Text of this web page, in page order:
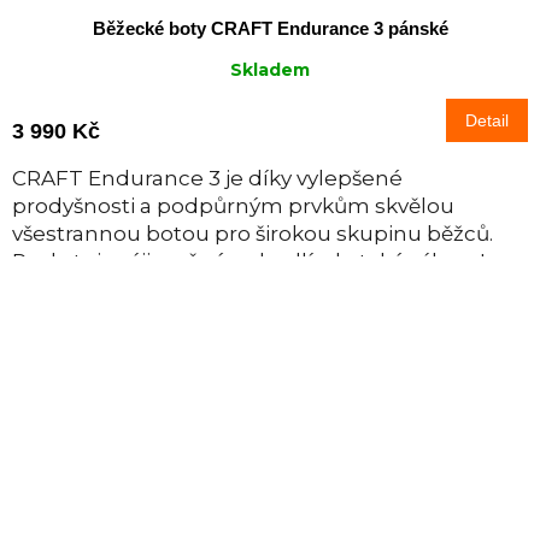
Běžecké boty CRAFT Endurance 3 pánské
Skladem
3 990 Kč Detail
CRAFT Endurance 3 je díky vylepšené
prodyšnosti a podpůrným prvkům skvělou
všestrannou botou pro širokou skupinu běžců.
Poskytuje výjimečné pohodlí, ale také výkon. I